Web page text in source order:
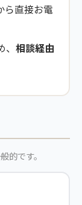
ら直接お電
相談経由
的です。